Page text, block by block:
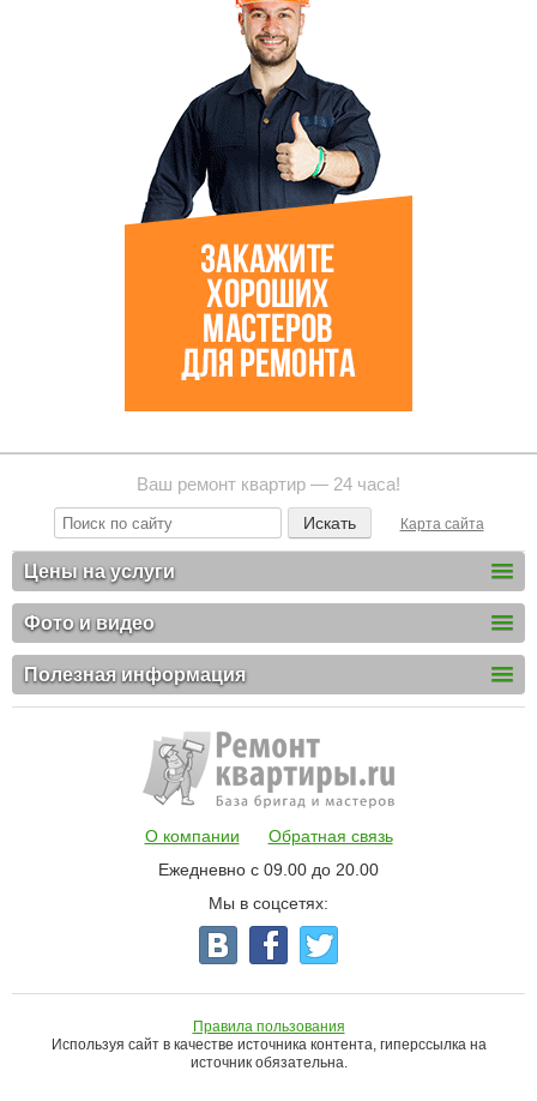
Ваш ремонт квартир — 24 часа!
Карта сайта
Цены на услуги
Фото и видео
Полезная информация
О компании
Обратная связь
Ежедневно с 09.00 до 20.00
Мы в соцсетях:
Правила пользования
Используя сайт в качестве источника контента, гиперссылка на
источник обязательна.